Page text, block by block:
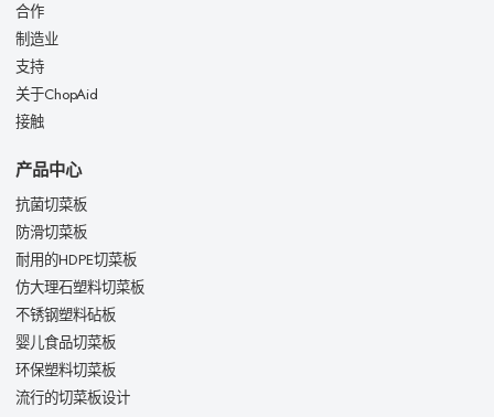
合作
制造业
支持
关于ChopAid
接触
产品中心
抗菌切菜板
防滑切菜板
耐用的HDPE切菜板
仿大理石塑料切菜板
不锈钢塑料砧板
婴儿食品切菜板
环保塑料切菜板
流行的切菜板设计